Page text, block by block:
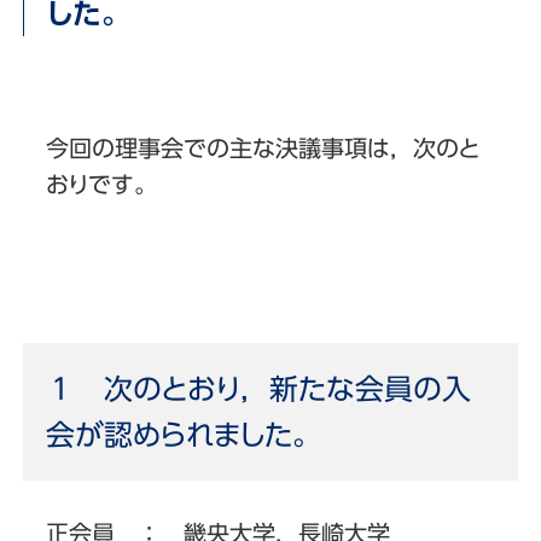
した。
今回の理事会での主な決議事項は，次のと
おりです。
１ 次のとおり，新たな会員の入
会が認められました。
正会員 ： 畿央大学，長崎大学